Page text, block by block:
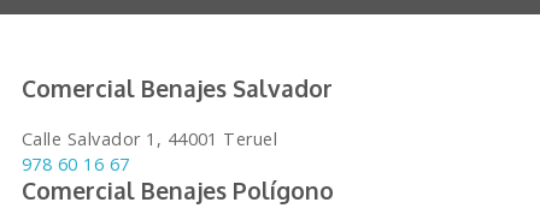
Comercial Benajes Salvador
Calle Salvador 1, 44001 Teruel
978 60 16 67
Comercial Benajes Polígono